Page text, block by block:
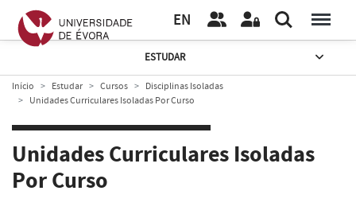
EN
ESTUDAR
Início Estudar Cursos
Disciplinas Isoladas
Unidades Curriculares Isoladas Por Curso
Unidades Curriculares Isoladas
Por Curso